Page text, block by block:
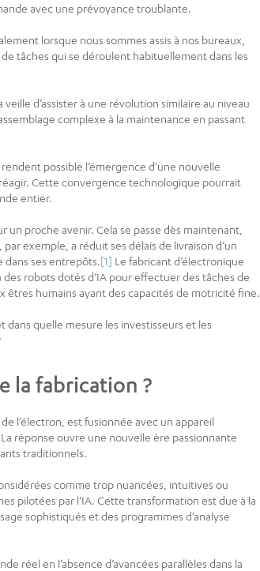
avec une prévoyance troublante.
lorsque nous sommes assis à nos bureaux,
tâches qui se déroulent habituellement dans les
d’assister à une révolution similaire au niveau
complexe à la maintenance en passant
possible l’émergence d’une nouvelle
Cette convergence technologique pourrait
entier.
un proche avenir. Cela se passe dès maintenant,
exemple, a réduit ses délais de livraison d’un
dans ses entrepôts.[1] Le fabricant d’électronique
des robots dotés d’IA pour effectuer des tâches de
êtres humains ayant des capacités de motricité fine.
dans quelle mesure les investisseurs et les
la fabrication ?
l’électron, est fusionnée avec un appareil
réponse ouvre une nouvelle ère passionnante
traditionnels.
comme trop nuancées, intuitives ou
pilotées par l’IA. Cette transformation est due à la
sophistiqués et des programmes d’analyse
réel en l’absence d’avancées parallèles dans la